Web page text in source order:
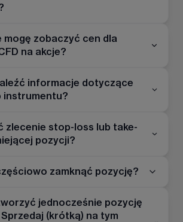
mogę zobaczyć cen dla
na akcje?
informacje dotyczące
instrumentu?
zlecenie stop-loss lub take-
pozycji?
zamknąć pozycję?
jednocześnie pozycję
Sprzedaj (krótką) na tym